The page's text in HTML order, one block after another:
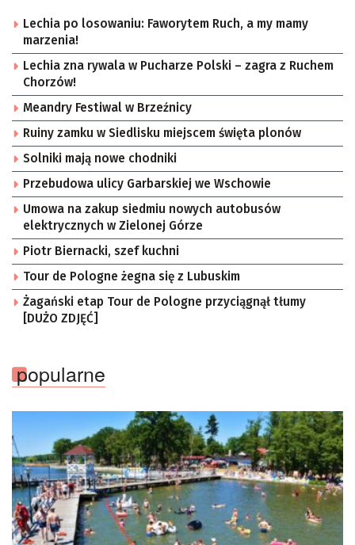
Lechia po losowaniu: Faworytem Ruch, a my mamy
marzenia!
Lechia zna rywala w Pucharze Polski – zagra z Ruchem
Chorzów!
Meandry Festiwal w Brzeźnicy
Ruiny zamku w Siedlisku miejscem święta plonów
Solniki mają nowe chodniki
Przebudowa ulicy Garbarskiej we Wschowie
Umowa na zakup siedmiu nowych autobusów
elektrycznych w Zielonej Górze
Piotr Biernacki, szef kuchni
Tour de Pologne żegna się z Lubuskim
Żagański etap Tour de Pologne przyciągnął tłumy
[DUŻO ZDJĘĆ]
popularne